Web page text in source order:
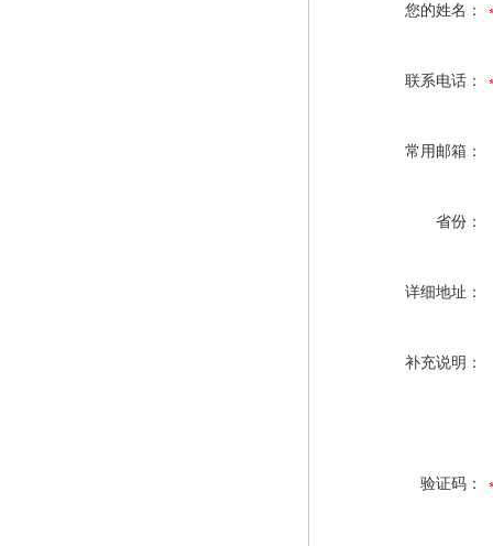
您的姓名：
联系电话：
常用邮箱：
省份：
详细地址：
补充说明：
验证码：